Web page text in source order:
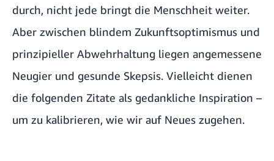
durch, nicht jede bringt die Menschheit weiter.
Aber zwischen blindem Zukunftsoptimismus und
prinzipieller Abwehrhaltung liegen angemessene
Neugier und gesunde Skepsis. Vielleicht dienen
die folgenden Zitate als gedankliche Inspiration –
um zu kalibrieren, wie wir auf Neues zugehen.